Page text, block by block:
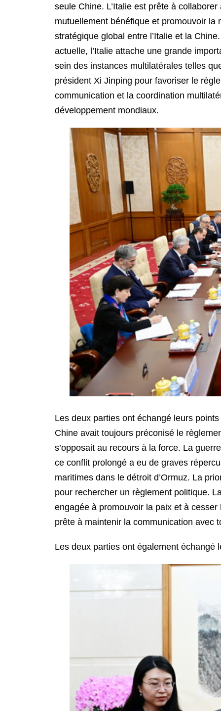
seule Chine. L’Italie est prête à
mutuellement bénéfique et promouvoir
stratégique global entre l’Italie et la
actuelle, l’Italie attache une grande
sein des instances multilatérales telles
président Xi Jinping pour favoriser le
communication et la coordination
développement mondiaux.
Les deux parties ont échangé leurs
Chine avait toujours préconisé le
s’opposait au recours à la force. La
ce conflit prolongé a eu de graves
maritimes dans le détroit d’Ormuz. La
pour rechercher un règlement politique.
engagée à promouvoir la paix et à
prête à maintenir la communication avec
Les deux parties ont également échangé